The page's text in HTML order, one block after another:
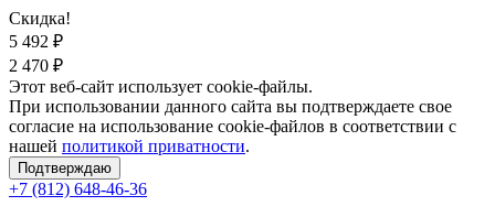
Скидка!
5 492 ₽
2 470 ₽
Этот веб-сайт использует cookie-файлы.
При использовании данного сайта вы подтверждаете свое
согласие на использование cookie-файлов в соответствии с
нашей политикой приватности.
Подтверждаю
+7 (812) 648-46-36